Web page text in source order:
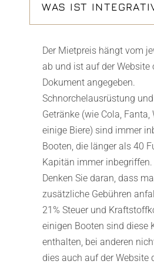
WAS IST
Der Mietpreis hängt vom
ab und ist auf der Website
Dokument angegeben.
Schnorchelausrüstung
Getränke (wie Cola, Fanta,
einige Biere) sind immer
Booten, die länger als 40
Kapitän immer inbegriffen.
Denken Sie daran, dass
zusätzliche Gebühren
21% Steuer und
einigen Booten sind diese
enthalten, bei anderen
dies auch auf der Website